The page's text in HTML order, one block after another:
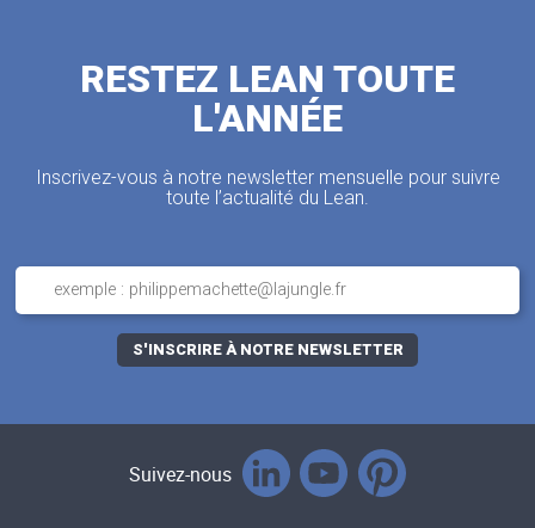
RESTEZ LEAN TOUTE
L'ANNÉE
Inscrivez-vous à notre newsletter mensuelle pour suivre
toute l’actualité du Lean.
Suivez-nous